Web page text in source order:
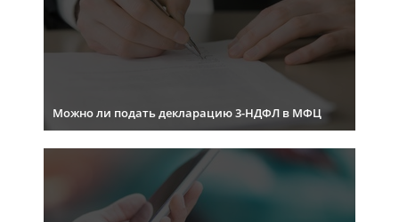
Можно ли подать декларацию 3-НДФЛ в МФЦ